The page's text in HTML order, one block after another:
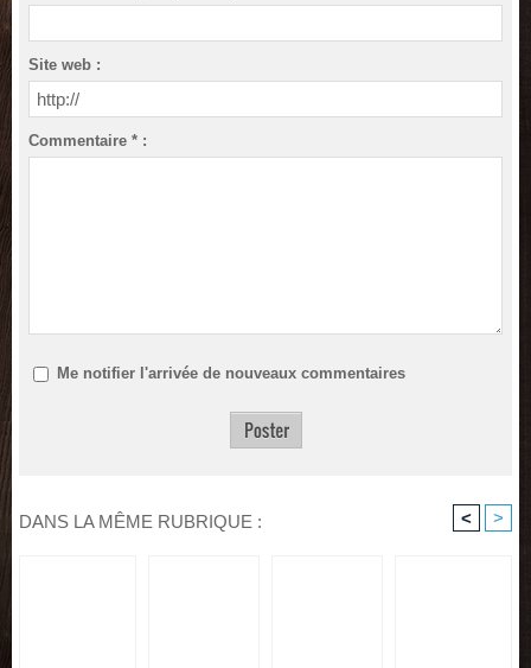
Site web :
Commentaire * :
Me notifier l'arrivée de nouveaux commentaires
DANS LA MÊME RUBRIQUE : < >